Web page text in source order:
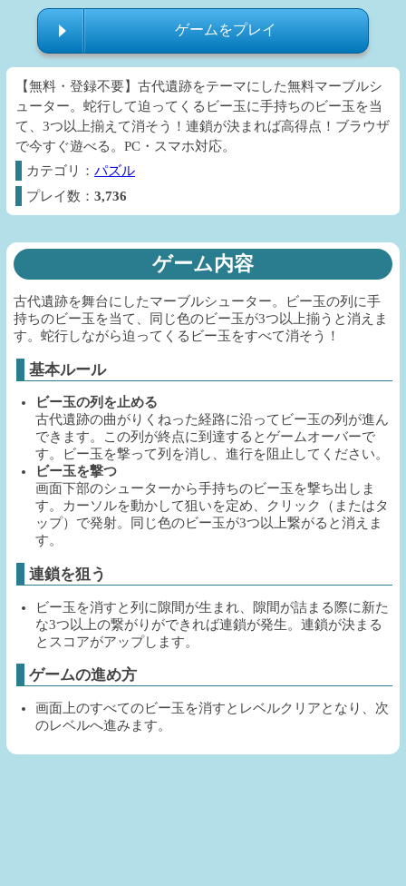
ゲームをプレイ
【無料・登録不要】古代遺跡をテーマにした無料マーブルシ
ューター。蛇行して迫ってくるビー玉に手持ちのビー玉を当
て、3つ以上揃えて消そう！連鎖が決まれば高得点！ブラウザ
で今すぐ遊べる。PC・スマホ対応。
カテゴリ：パズル
プレイ数：3,736
ゲーム内容
古代遺跡を舞台にしたマーブルシューター。ビー玉の列に手
持ちのビー玉を当て、同じ色のビー玉が3つ以上揃うと消えま
す。蛇行しながら迫ってくるビー玉をすべて消そう！
基本ルール
ビー玉の列を止める
古代遺跡の曲がりくねった経路に沿ってビー玉の列が進ん
できます。この列が終点に到達するとゲームオーバーで
す。ビー玉を撃って列を消し、進行を阻止してください。
ビー玉を撃つ
画面下部のシューターから手持ちのビー玉を撃ち出しま
す。カーソルを動かして狙いを定め、クリック（またはタ
ップ）で発射。同じ色のビー玉が3つ以上繋がると消えま
す。
連鎖を狙う
ビー玉を消すと列に隙間が生まれ、隙間が詰まる際に新た
な3つ以上の繋がりができれば連鎖が発生。連鎖が決まる
とスコアがアップします。
ゲームの進め方
画面上のすべてのビー玉を消すとレベルクリアとなり、次
のレベルへ進みます。